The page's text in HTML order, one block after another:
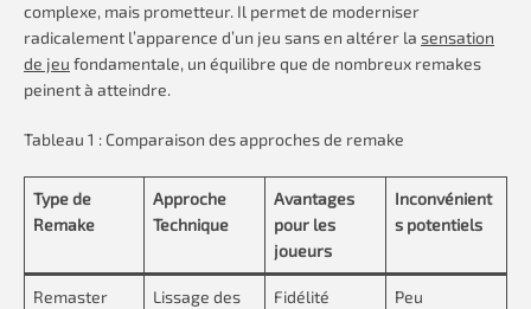
complexe, mais prometteur. Il permet de moderniser
radicalement l’apparence d’un jeu sans en altérer la sensation
de jeu fondamentale, un équilibre que de nombreux remakes
peinent à atteindre.
Tableau 1 : Comparaison des approches de remake
Type de
Remake
Approche
Technique
Avantages
pour les
joueurs
Inconvénient
s potentiels
Remaster
Lissage des
Fidélité
Peu